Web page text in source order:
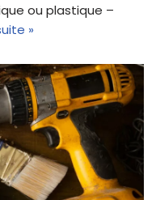
ou plastique –
»